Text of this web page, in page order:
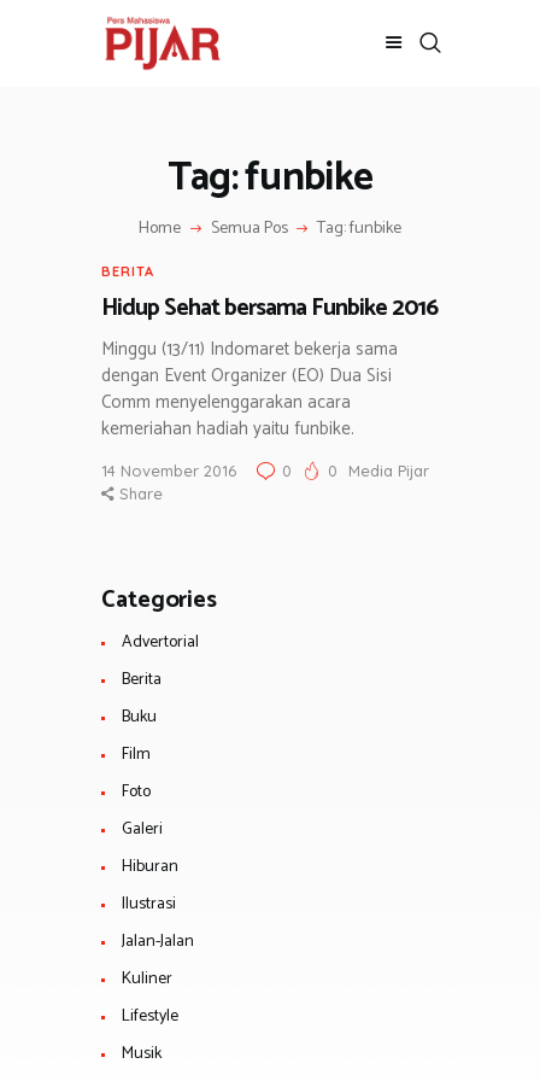
Tag: funbike
Home Semua Pos Tag: funbike
BERITA
ADVERTORIAL
SOSOK
GALERI
HIBURAN
JALAN-JALAN
GAYA HIDUP
OLAHRAGA
OPINI
BERITA
Hidup Sehat bersama Funbike 2016
Minggu (13/11) Indomaret bekerja sama
dengan Event Organizer (EO) Dua Sisi
Comm menyelenggarakan acara
kemeriahan hadiah yaitu funbike.
14 November 2016 0 0
Media Pijar
Share
Categories
Advertorial
Berita
Buku
Film
Foto
Galeri
Hiburan
Ilustrasi
Jalan-Jalan
Kuliner
Lifestyle
Musik